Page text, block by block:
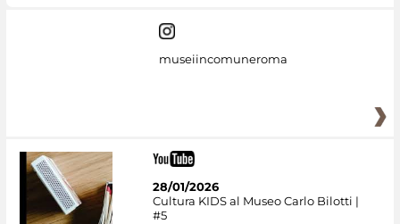
museiincomuneroma
28/01/2026
Cultura KIDS al Museo Carlo Bilotti |
#5